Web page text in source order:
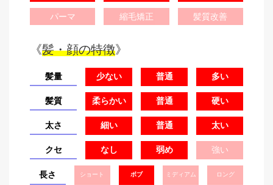
パーマ 縮毛矯正 髪質改善
《髪・顔の特徴》
髪量 少ない 普通 多い
髪質 柔らかい 普通 硬い
太さ 細い 普通 太い
クセ なし 弱め 強い
長さ ショート ボブ ミディアム ロング